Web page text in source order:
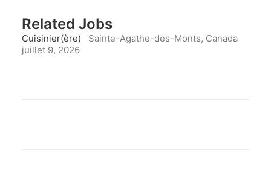
Related Jobs
Cuisinier(ère)
Sainte-Agathe-des-Monts, Canada
juillet 9, 2026